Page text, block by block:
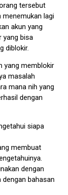
tersebut
menemukan lagi
akun yang
yang bisa
diblokir.
yang memblokir
masalah
mana nih yang
dengan
siapa
membuat
dengan
bahasan